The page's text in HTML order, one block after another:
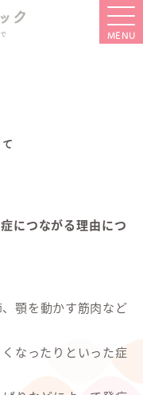
につながる理由につ
顎を動かす筋肉など
なったりといった症